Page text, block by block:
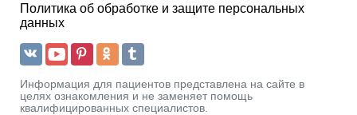
Политика об обработке и защите персональных
данных
Информация для пациентов представлена на сайте в
целях ознакомления и не заменяет помощь
квалифицированных специалистов.